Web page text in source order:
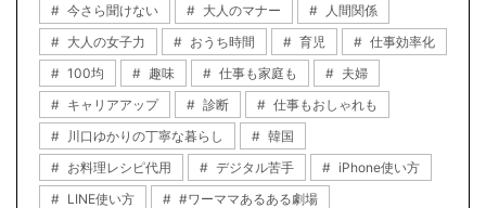
今さら聞けない 大人のマナー
人間関係
大人の女子力
おうち時間 育児
仕事効率化
100均
趣味 仕事も家庭も
夫婦
キャリアアップ
診断
仕事もおしゃれも
川口ゆかりの丁寧な暮らし
韓国
お料理レシピ代用
デジタル苦手
iPhone使い方
LINE使い方
#ワーママあるある劇場